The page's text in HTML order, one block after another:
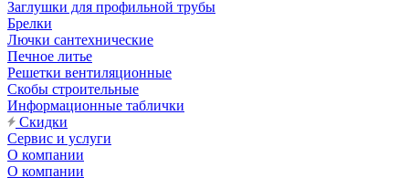
Заглушки для профильной трубы
Брелки
Лючки сантехнические
Печное литье
Решетки вентиляционные
Скобы строительные
Информационные таблички
Скидки
Сервис и услуги
О компании
О компании